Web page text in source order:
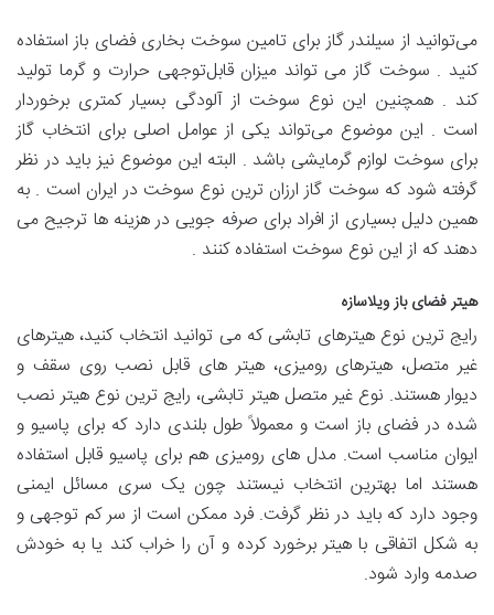
می‌توانید از سیلندر گاز برای تامین سوخت بخاری فضای باز استفاده
کنید . سوخت گاز می تواند میزان قابل‌توجهی حرارت و گرما تولید
کند . همچنین این نوع سوخت از آلودگی بسیار کمتری برخوردار
است . این موضوع می‌تواند یکی از عوامل اصلی برای انتخاب گاز
برای سوخت لوازم گرمایشی باشد . البته این موضوع نیز باید در نظر
گرفته شود که سوخت گاز ارزان ترین نوع سوخت در ایران است . به
همین دلیل بسیاری از افراد برای صرفه جویی در هزینه ها ترجیح می
دهند که از این نوع سوخت استفاده کنند .
هیتر فضای باز ویلاسازه
رایج ‌ترین نوع هیترهای تابشی که می توانید انتخاب کنید، هیترهای
غیر متصل، هیترهای رومیزی، هیتر های قابل نصب روی سقف و
دیوار هستند. نوع غیر متصل هیتر تابشی، رایج ترین نوع هیتر نصب
شده در فضای باز است و معمولاً طول بلندی دارد که برای پاسیو و
ایوان مناسب است. مدل های رومیزی هم برای پاسیو قابل استفاده
هستند اما بهترین انتخاب نیستند چون یک سری مسائل ایمنی
وجود دارد که باید در نظر گرفت. فرد ممکن است از سر کم توجهی و
به شکل اتفاقی با هیتر برخورد کرده و آن را خراب کند یا به خودش
صدمه وارد شود.